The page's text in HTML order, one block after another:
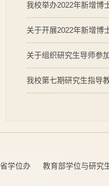
我校举办2022年新增博
关于开展2022年新增博
关于组织研究生导师参
我校第七期研究生指导
学位办 教育部学位与研究